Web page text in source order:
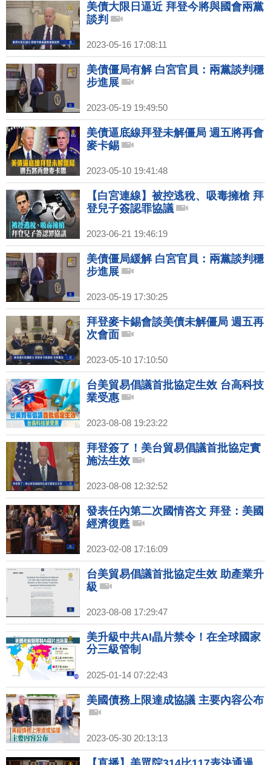
美債大限日逼近 拜登今將與國會兩黨
談判
2023-05-16 17:08:11
美債僵局有解 白宮官員：兩黨談判穩
步進展
2023-05-19 19:49:50
美債逼底線拜登未解僵局 週五將再會
麥卡錫
2023-05-10 19:41:48
【白宮連線】被控逃稅、吸毒擁槍 拜
登兒子簽認罪協議
2023-06-21 19:46:19
美債僵局緩解 白宮官員：兩黨談判穩
步進展
2023-05-19 17:30:25
拜登麥卡錫會談美債未解僵局 週五再
次會面
2023-05-10 17:10:50
台美貿易倡議首批協定生效 台高科技
業受惠
2023-08-08 19:23:22
拜登簽了！美台貿易倡議首批協定實
施法生效
2023-08-08 12:32:52
發表任內第二次國情咨文 拜登：美國
經濟復甦
2023-02-08 17:16:09
台美貿易倡議首批協定生效 助產業升
級
2023-08-08 17:29:47
美升級中共AI晶片禁令！在全球國家
分三級管制
2025-01-14 07:22:43
美國債務上限達成協議 主要內容公布
2023-05-30 20:13:13